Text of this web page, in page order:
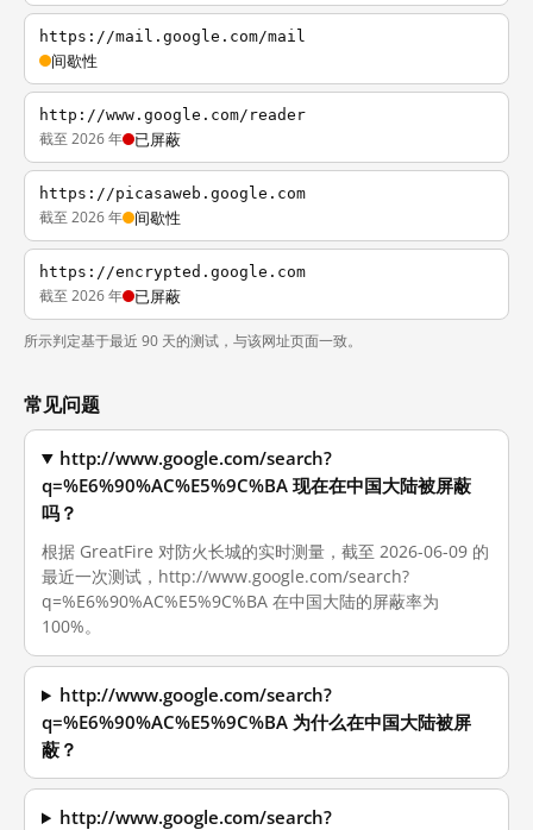
https://mail.google.com/mail
间歇性
http://www.google.com/reader
截至 2026 年 已屏蔽
https://picasaweb.google.com
截至 2026 年 间歇性
https://encrypted.google.com
截至 2026 年 已屏蔽
所示判定基于最近 90 天的测试，与该网址页面一致。
常见问题
http://www.google.com/search?
q=%E6%90%AC%E5%9C%BA 现在在中国大陆被屏蔽
吗？
根据 GreatFire 对防火长城的实时测量，截至 2026-06-09 的
最近一次测试，http://www.google.com/search?
q=%E6%90%AC%E5%9C%BA 在中国大陆的屏蔽率为
100%。
http://www.google.com/search?
q=%E6%90%AC%E5%9C%BA 为什么在中国大陆被屏
蔽？
http://www.google.com/search?